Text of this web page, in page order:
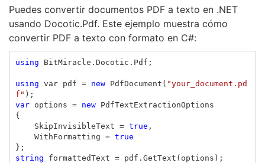
Puedes convertir documentos PDF a texto en .NET
usando Docotic.Pdf. Este ejemplo muestra cómo
convertir PDF a texto con formato en C#:
using BitMiracle.Docotic.Pdf ;
using var pdf = new PdfDocument ( "your_document.pd
f" );
var
options = new
PdfTextExtractionOptions
{
SkipInvisibleText = true ,
WithFormatting = true
};
string
formattedText = pdf . GetText ( options );